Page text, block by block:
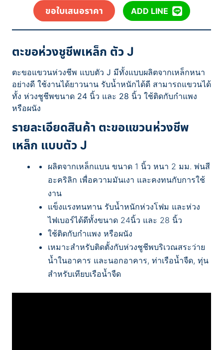
ขอใบเสนอราคา ADD LINE
ตะขอห่วงชูชีพเหล็ก ตัว J
ตะขอแขวนห่วงชีพ แบบตัว J มีทั้งแบบผลิตจากเหล็กหนา
อย่างดี ใช้งานได้ยาวนาน รับน้ำหนักได้ดี สามารถแขวนได้
ทั้ง ห่วงชูชีพขนาด 24 นิ้ว และ 28 นิ้ว ใช้ติดกับกำแพง
หรือผนัง
รายละเอียดสินค้า ตะขอแขวนห่วงชีพ
เหล็ก แบบตัว J
ผลิตจากเหล็กแบน ขนาด 1 นิ้ว หนา 2 มม. พ่นสี
อะคริลิก เพื่อความมันเงา และคงทนกับการใช้
งาน
แข็งแรงทนทาน รับน้ำหนักห่วงโฟม และห่วง
ไฟเบอร์ได้ดีทั้งขนาด 24นิ้ว และ 28 นิ้ว
ใช้ติดกับกำแพง หรือผนัง
เหมาะสำหรับติดตั้งกับห่วงชูชีพบริเวณสระว่าย
น้ำในอาคาร และนอกอาคาร, ท่าเรือน้ำจืด, ทุ่น
สำหรับเทียบเรือน้ำจืด